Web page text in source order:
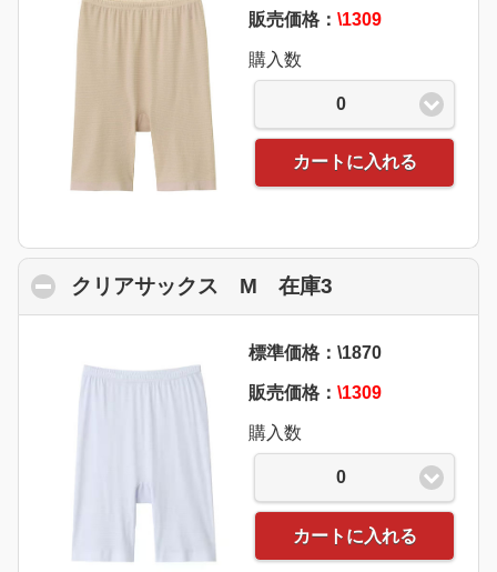
販売価格： \1309
購入数
0
カートに入れる
クリアサックス M 在庫3
標準価格：\1870
販売価格： \1309
購入数
0
カートに入れる